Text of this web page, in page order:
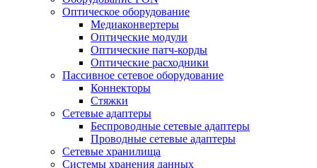
Оптическое оборудование
Медиаконвертеры
Оптические модули
Оптические патч-корды
Оптические расходники
Пассивное сетевое оборудование
Коннекторы
Стяжки
Сетевые адаптеры
Беспроводные сетевые адаптеры
Проводные сетевые адаптеры
Сетевые хранилища
Системы хранения данных